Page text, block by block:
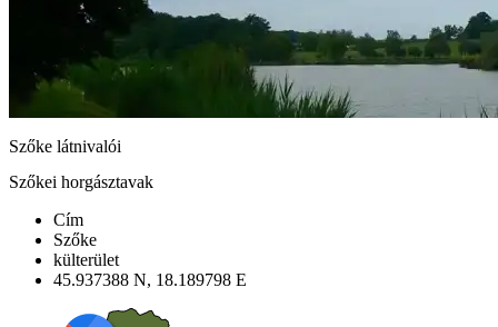
Szőke látnivalói
Szőkei horgásztavak
Cím
Szőke
külterület
45.937388 N, 18.189798 E